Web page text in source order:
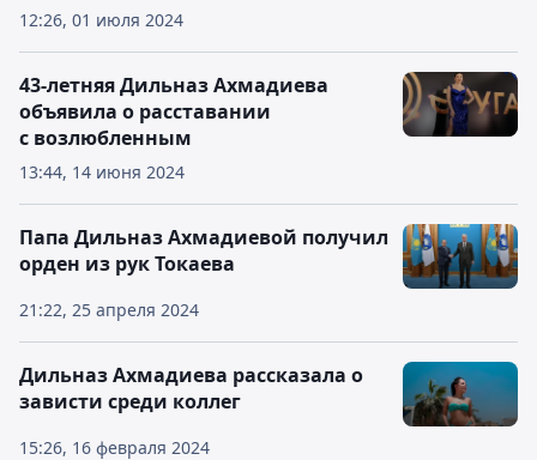
12:26, 01 июля 2024
13:44, 14 июня 2024
43-летняя Дильназ Ахмадиева
объявила о расставании
с возлюбленным
21:22, 25 апреля 2024
Папа Дильназ Ахмадиевой получил
орден из рук Токаева
15:26, 16 февраля 2024
Дильназ Ахмадиева рассказала о
зависти среди коллег